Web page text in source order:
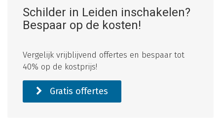
Schilder in Leiden inschakelen?
Bespaar op de kosten!
Vergelijk vrijblijvend offertes en bespaar tot
40% op de kostprijs!
Gratis offertes